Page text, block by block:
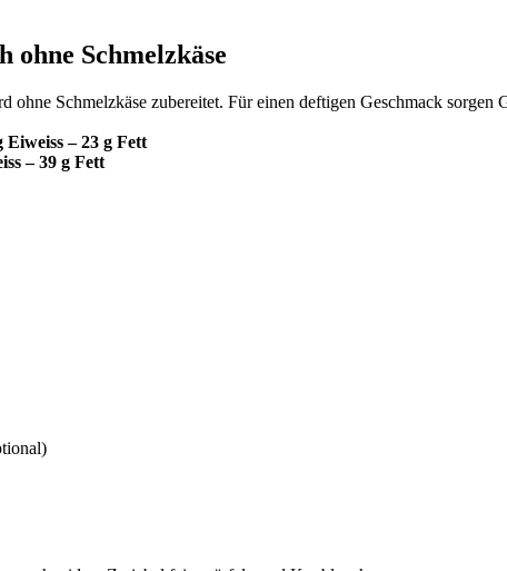
Schmelzkäse
Schmelzkäse zubereitet. Für einen deftigen Geschmack sorgen
– 23 g Fett
– 39 g Fett